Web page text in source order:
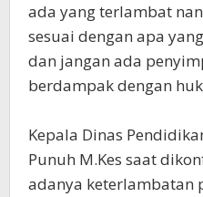
ada yang terlambat
sesuai dengan apa
dan jangan ada
berdampak dengan
Kepala Dinas
Punuh M.Kes saat
adanya keterlambatan